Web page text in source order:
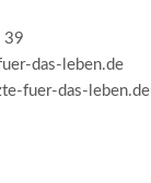
39
das-leben.de
fuer-das-leben.de